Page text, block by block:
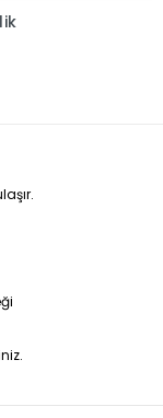
Sepete Ekle